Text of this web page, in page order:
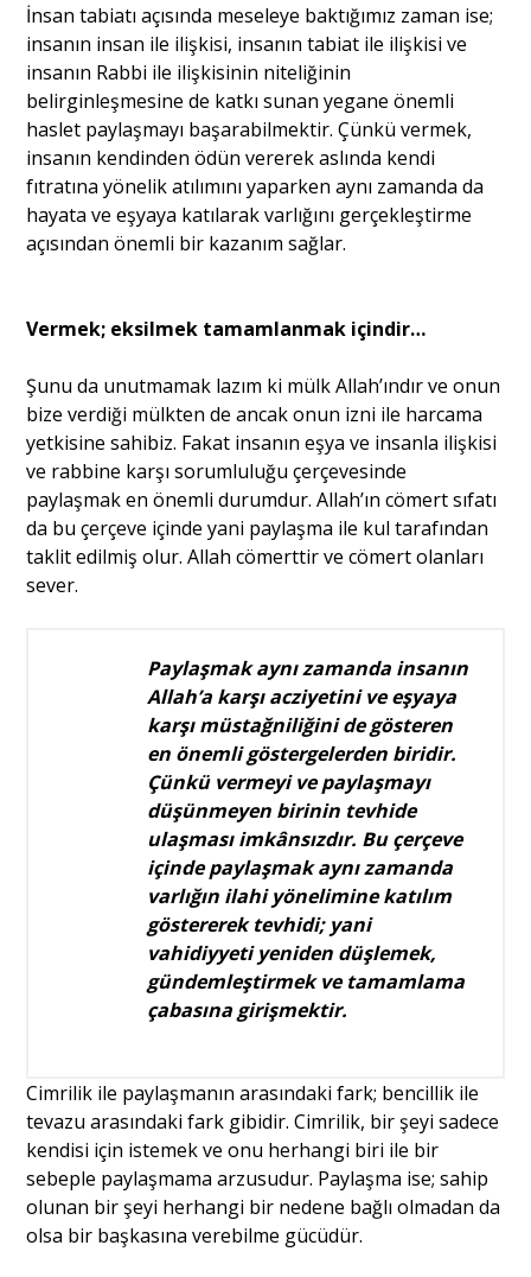
Eğitim
Dosya Haber
Ankara Analiz
Sağlık
İnsan tabiatı açısında meseleye baktığımız zaman ise;
insanın insan ile ilişkisi, insanın tabiat ile ilişkisi ve
insanın Rabbi ile ilişkisinin niteliğinin
belirginleşmesine de katkı sunan yegane önemli
haslet paylaşmayı başarabilmektir. Çünkü vermek,
insanın kendinden ödün vererek aslında kendi
fıtratına yönelik atılımını yaparken aynı zamanda da
hayata ve eşyaya katılarak varlığını gerçekleştirme
açısından önemli bir kazanım sağlar.
Vermek; eksilmek tamamlanmak içindir…
Şunu da unutmamak lazım ki mülk Allah’ındır ve onun
bize verdiği mülkten de ancak onun izni ile harcama
yetkisine sahibiz. Fakat insanın eşya ve insanla ilişkisi
ve rabbine karşı sorumluluğu çerçevesinde
paylaşmak en önemli durumdur. Allah’ın cömert sıfatı
da bu çerçeve içinde yani paylaşma ile kul tarafından
taklit edilmiş olur. Allah cömerttir ve cömert olanları
sever.
Paylaşmak aynı zamanda insanın
Allah’a karşı acziyetini ve eşyaya
karşı müstağniliğini de gösteren
en önemli göstergelerden biridir.
Çünkü vermeyi ve paylaşmayı
düşünmeyen birinin tevhide
ulaşması imkânsızdır. Bu çerçeve
içinde paylaşmak aynı zamanda
varlığın ilahi yönelimine katılım
göstererek tevhidi; yani
vahidiyyeti yeniden düşlemek,
gündemleştirmek ve tamamlama
çabasına girişmektir.
Cimrilik ile paylaşmanın arasındaki fark; bencillik ile
tevazu arasındaki fark gibidir. Cimrilik, bir şeyi sadece
kendisi için istemek ve onu herhangi biri ile bir
sebeple paylaşmama arzusudur. Paylaşma ise; sahip
olunan bir şeyi herhangi bir nedene bağlı olmadan da
olsa bir başkasına verebilme gücüdür.